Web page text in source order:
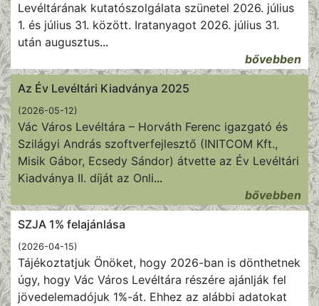
Levéltárának kutatószolgálata szünetel 2026. július
1. és július 31. között. Iratanyagot 2026. július 31.
után augusztus...
bővebben
Az Év Levéltári Kiadványa 2025
(2026-05-12)
Vác Város Levéltára – Horváth Ferenc igazgató és
Szilágyi András szoftverfejlesztő (INITCOM Kft.,
Misik Gábor, Ecsedy Sándor) átvette az Év Levéltári
Kiadványa II. díját az Onli...
bővebben
SZJA 1% felajánlása
(2026-04-15)
Tájékoztatjuk Önöket, hogy 2026-ban is dönthetnek
úgy, hogy Vác Város Levéltára részére ajánlják fel
jövedelemadójuk 1%-át. Ehhez az alábbi adatokat